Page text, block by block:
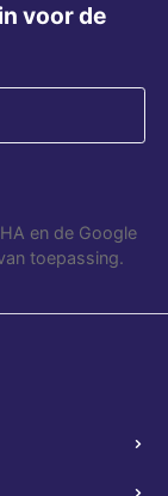
voor de
en de Google
toepassing.